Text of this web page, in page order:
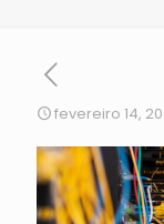
fevereiro 14,